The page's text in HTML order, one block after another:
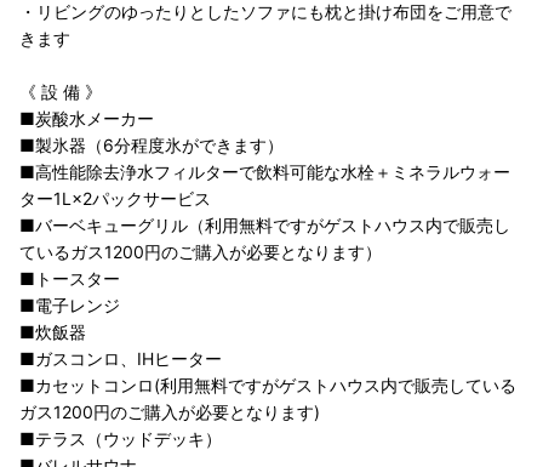
・リビングのゆったりとしたソファにも枕と掛け布団をご用意で
きます
《 設 備 》
■炭酸水メーカー
■製氷器（6分程度氷ができます）
■高性能除去浄水フィルターで飲料可能な水栓＋ミネラルウォー
ター1L×2パックサービス
■バーベキューグリル（利用無料ですがゲストハウス内で販売し
ているガス1200円のご購入が必要となります）
■トースター
■電子レンジ
■炊飯器
■ガスコンロ、IHヒーター
■カセットコンロ(利用無料ですがゲストハウス内で販売している
ガス1200円のご購入が必要となります)
■テラス（ウッドデッキ）